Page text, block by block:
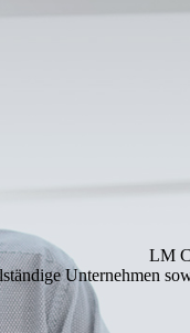
LM
Unternehmen